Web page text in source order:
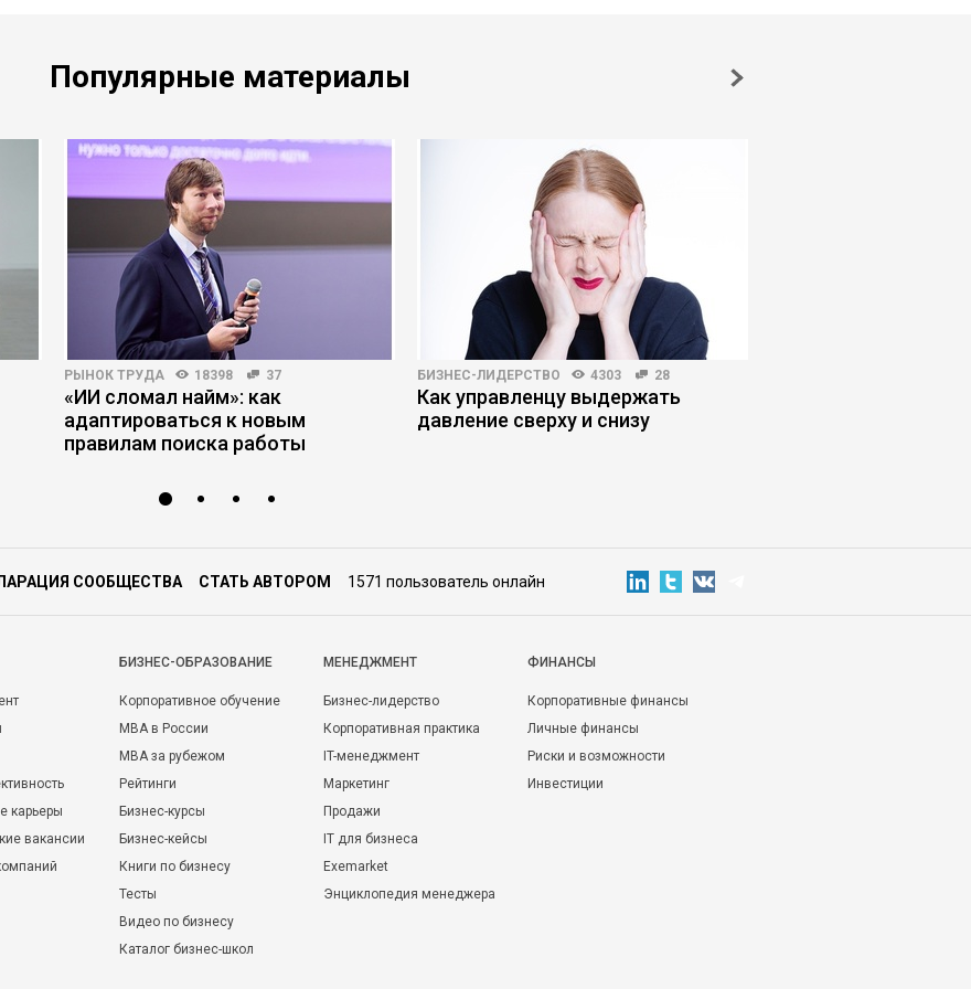
Популярные материалы
РЫНОК ТРУДА 18398 37
«ИИ сломал найм»: как
адаптироваться к новым
правилам поиска работы
БИЗНЕС-ЛИДЕРСТВО 4303 28
Как управленцу выдержать
давление сверху и снизу
СООБЩЕСТВА СТАТЬ АВТОРОМ 1571 пользователь онлайн
карьеры
вакансии
БИЗНЕС-ОБРАЗОВАНИЕ
Корпоративное обучение
MBA в России
MBA за рубежом
Рейтинги
Бизнес-курсы
Бизнес-кейсы
Книги по бизнесу
Тесты
Видео по бизнесу
Каталог бизнес-школ
МЕНЕДЖМЕНТ
Бизнес-лидерство
Корпоративная практика
IT-менеджмент
Маркетинг
Продажи
IT для бизнеса
Exemarket
Энциклопедия менеджера
ФИНАНСЫ
Корпоративные финансы
Личные финансы
Риски и возможности
Инвестиции